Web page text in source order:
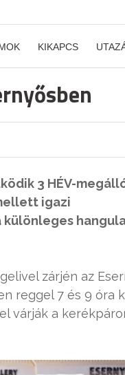
KIKAPCS
3 HÉV-
igazi
zárjén az
reggel 7 és 9 óra
várják a